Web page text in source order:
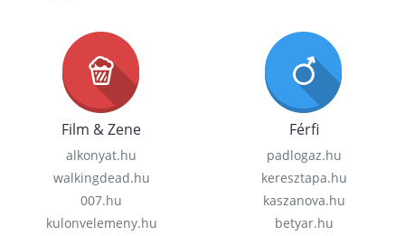
Film & Zene
alkonyat.hu
walkingdead.hu
007.hu
kulonvelemeny.hu
Férfi
padlogaz.hu
keresztapa.hu
kaszanova.hu
betyar.hu